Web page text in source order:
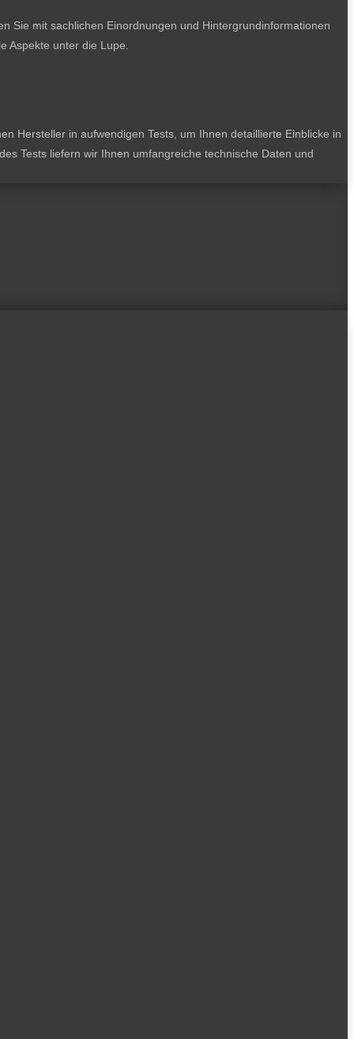
Sie mit sachlichen Einordnungen und Hintergrundinformationen
Aspekte unter die Lupe.
Hersteller in aufwendigen Tests, um Ihnen detaillierte Einblicke in
Tests liefern wir Ihnen umfangreiche technische Daten und